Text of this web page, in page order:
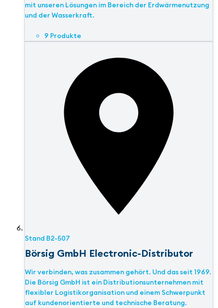
mit unseren Lösungen im Bereich der Erdwärmenutzung
und der Wasserkraft.
9 Produkte
Stand B2-507
Börsig GmbH Electronic-Distributor
Wir verbinden, was zusammen gehört. Und das seit 1969.
Die Börsig GmbH ist ein Distributionsunternehmen mit
flexibler Logistikorganisation und einem Schwerpunkt
auf kundenorientierte und technische Beratung.